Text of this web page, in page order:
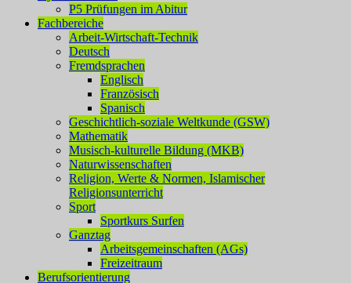
P5 Prüfungen im Abitur
Fachbereiche
Arbeit-Wirtschaft-Technik
Deutsch
Fremdsprachen
Englisch
Französisch
Spanisch
Geschichtlich-soziale Weltkunde (GSW)
Mathematik
Musisch-kulturelle Bildung (MKB)
Naturwissenschaften
Religion, Werte & Normen, Islamischer
Religionsunterricht
Sport
Sportkurs Surfen
Ganztag
Arbeitsgemeinschaften (AGs)
Freizeitraum
Berufsorientierung